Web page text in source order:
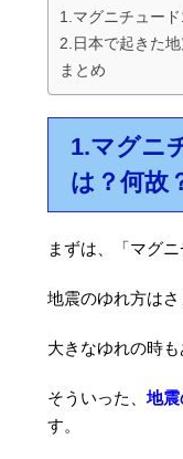
1.マグニチュー
2.日本で起きた
まとめ
1.マグニ
は？何故
まずは、「マグ
地震のゆれ方はさ
大きなゆれの時
そういった、地震
す。